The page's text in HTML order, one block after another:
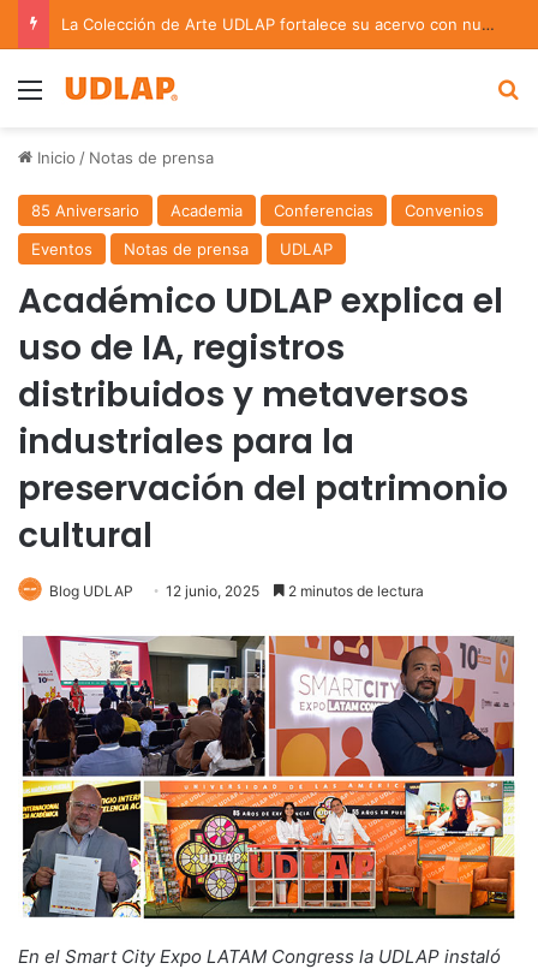
La Colección de Arte UDLAP fortalece su acervo con nuevas obras de artistas emergentes y consolidados
Menu
Inicio / Notas de prensa
85 Aniversario Academia Conferencias
Convenios
Eventos
Notas de prensa UDLAP
Académico UDLAP explica el
uso de IA, registros
distribuidos y metaversos
industriales para la
preservación del patrimonio
cultural
Blog UDLAP 12 junio, 2025 2 minutos de lectura
En el Smart City Expo LATAM Congress la UDLAP instaló